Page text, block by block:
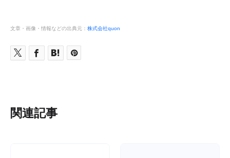
文章・画像・情報などの出典元： 株式会社quon
関連記事